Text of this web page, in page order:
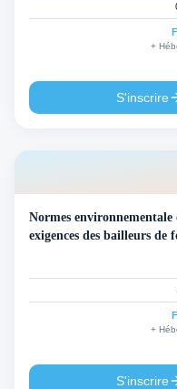
+
S'inscrire
Normes environnementale
exigences des bailleurs de
+
S'inscrire